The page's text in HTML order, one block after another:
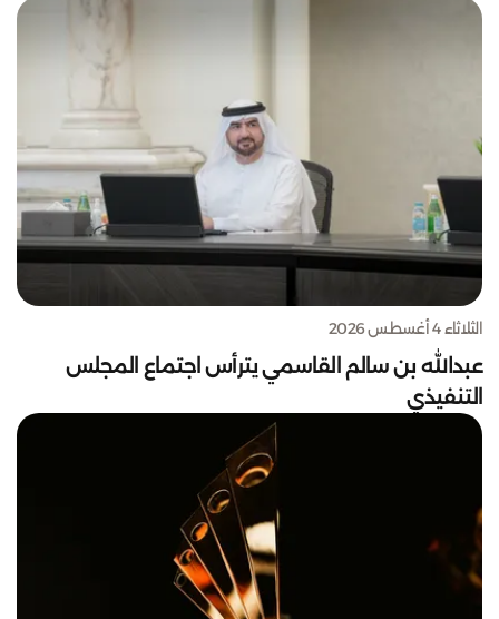
الثلاثاء 4 أغسطس 2026
عبدالله بن سالم القاسمي يترأس اجتماع المجلس
التنفيذي